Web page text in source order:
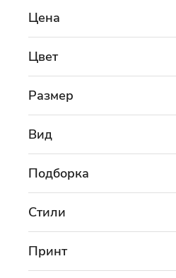
Цена
Цвет
Размер
Вид
Подборка
Стили
Принт